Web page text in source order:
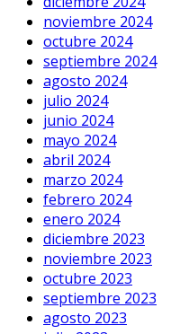
noviembre 2024
octubre 2024
septiembre 2024
agosto 2024
julio 2024
junio 2024
mayo 2024
abril 2024
marzo 2024
febrero 2024
enero 2024
diciembre 2023
noviembre 2023
octubre 2023
septiembre 2023
agosto 2023